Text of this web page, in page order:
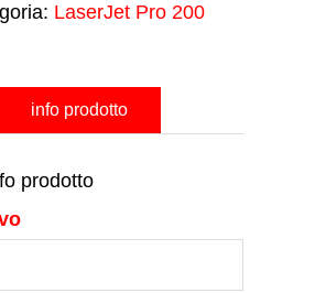
LaserJet Pro 200
info prodotto
prodotto